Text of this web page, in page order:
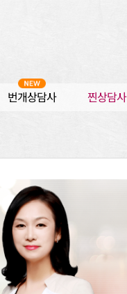
번개상담사 찐상담사